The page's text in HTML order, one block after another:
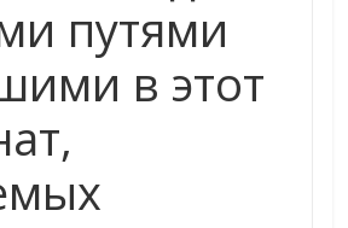
путями
в этот